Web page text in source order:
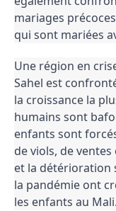
mariages
qui sont mariées
Une région en
Sahel est
la croissance la
humains sont
enfants sont
de viols, de
et la détérioration
la pandémie ont
les enfants au Mali.